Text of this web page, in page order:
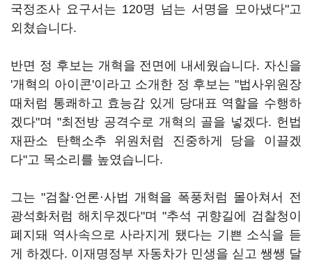
국정조사 요구서는 120명 넘는 서명을 모아냈다"고
외쳤습니다.
반면 정 후보는 개혁을 전면에 내세웠습니다. 자신을
'개혁의 아이콘'이라고 소개한 정 후보는 "법사위원장
때처럼 통쾌하고 효능감 있게 당대표 역할을 수행하
겠다"며 "최전방 공격수로 개혁의 골을 넣겠다. 헌법
재판소 탄핵소추 위원처럼 진중하게 당을 이끌겠
다"고 목소리를 높였습니다.
그는 "검찰·언론·사법 개혁을 폭풍처럼 몰아쳐서 전
광석화처럼 해치우겠다"며 "추석 귀향길에 검찰청이
폐지돼 역사속으로 사라지게 됐다는 기쁜 소식을 듣
게 하겠다. 이재명정부 자동차가 민생을 싣고 쌩쌩 달